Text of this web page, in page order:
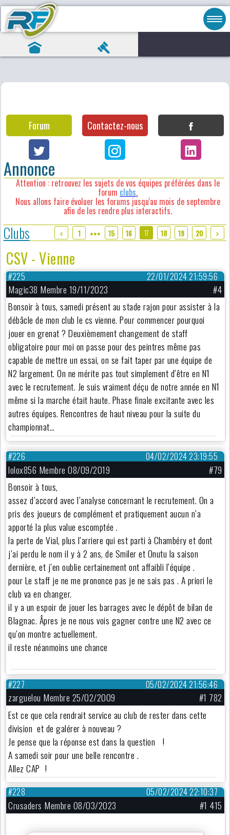
Forum Contactez-nous
Annonce
Attention : retrouvez les sujets de vos équipes préférées dans le
forum clubs.
Nous allons faire évoluer les forums jusqu'au mois de septembre
afin de les rendre plus interactifs.
Clubs 1 ●●● 15 16 17 18 19 20
CSV - Vienne
22/01/2024 21:59:56
#225
Magic38 Membre 19/11/2023
#4
Bonsoir à tous, samedi présent au stade rajon pour assister à la
débâcle de mon club le cs vienne. Pour commencer pourquoi
jouer en grenat ? Deuxièmement changement de staff
obligatoire pour moi on passe pour des peintres même pas
capable de mettre un essai, on se fait taper par une équipe de
N2 largement. On ne mérite pas tout simplement d’être en N1
avec le recrutement. Je suis vraiment déçu de notre année en N1
même si la marche était haute. Phase finale excitante avec les
autres équipes. Rencontres de haut niveau pour la suite du
championnat…
04/02/2024 23:19:55
#226
lolox856 Membre 08/09/2019
#79
Bonsoir à tous,
assez d’accord avec l’analyse concernant le recrutement. On a
pris des joueurs de complément et pratiquement aucun n’a
apporté la plus value escomptée .
la perte de Vial, plus l’arriere qui est parti à Chambéry et dont
j’ai perdu le nom il y à 2 ans, de Smiler et Onutu la saison
dernière, et j’en oublie certainement ont affaibli l’équipe .
pour Le staff je ne me prononce pas je ne sais pas . A priori le
club va en changer.
il y a un espoir de jouer les barrages avec le dépôt de bilan de
Blagnac. Âpres je ne nous vois gagner contre une N2 avec ce
qu’on montre actuellement.
il reste néanmoins une chance
05/02/2024 21:56:46
#227
zarguelou Membre 25/02/2009
#1 782
Est ce que cela rendrait service au club de rester dans cette
division et de galérer à nouveau ?
Je pense que la réponse est dans la question !
A samedi soir pour une belle rencontre .
Allez CAP !
05/02/2024 22:10:37
#228
Crusaders Membre 08/03/2023 #1 415